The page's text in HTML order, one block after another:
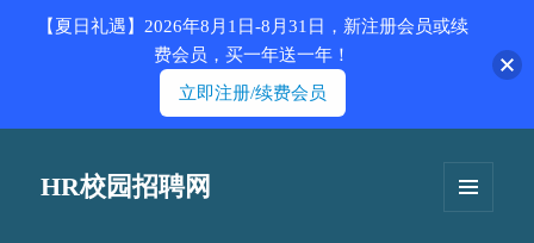
HR校园招聘网
【夏日礼遇】2026年8月1日-8月31日，新注册会员或续
费会员，买一年送一年！
立即注册/续费会员